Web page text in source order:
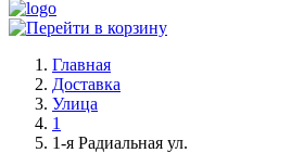
Главная
Доставка
Улица
1
1-я Радиальная ул.